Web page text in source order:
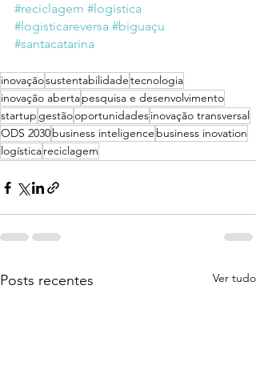
#reciclagem #logistica
#logisticareversa #biguaçu
#santacatarina
inovaçãosustentabilidadetecnologia
inovação abertapesquisa e desenvolvimento
startup gestãooportunidadesinovação transversal
ODS 2030business inteligence business inovation
logísticareciclagem
Posts recentes Ver tudo